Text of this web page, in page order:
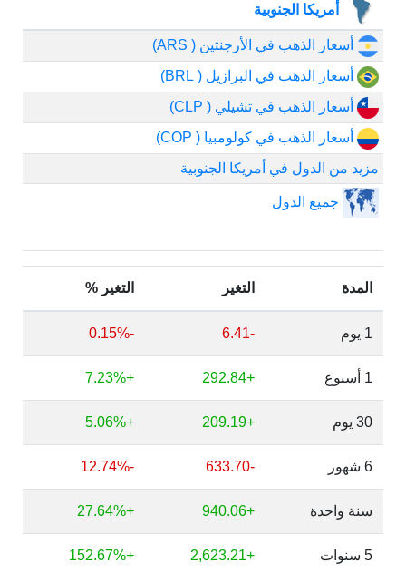
أمريكا الجنوبية
أسعار الذهب في الأرجنتين ( ARS)
أسعار الذهب في البرازيل ( BRL)
أسعار الذهب في تشيلي ( CLP)
أسعار الذهب في كولومبيا ( COP)
مزيد من الدول في أمريكا الجنوبية
جميع الدول
المدة التغير التغير %
1 يوم -6.41
-0.15%
1 أسبوع +292.84
+7.23%
30 يوم +209.19
+5.06%
6 شهور -633.70
-12.74%
سنة واحدة +940.06
+27.64%
5 سنوات +2,623.21
+152.67%